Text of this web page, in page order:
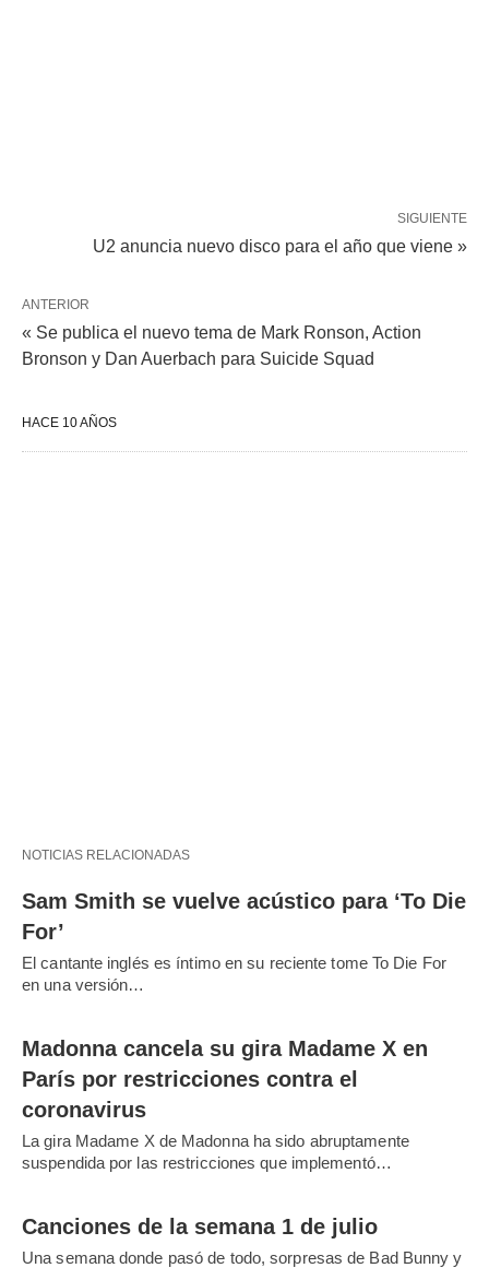
SIGUIENTE
U2 anuncia nuevo disco para el año que viene »
ANTERIOR
« Se publica el nuevo tema de Mark Ronson, Action
Bronson y Dan Auerbach para Suicide Squad
HACE 10 AÑOS
NOTICIAS RELACIONADAS
Sam Smith se vuelve acústico para ‘To Die
For’
El cantante inglés es íntimo en su reciente tome To Die For
en una versión…
Madonna cancela su gira Madame X en
París por restricciones contra el
coronavirus
La gira Madame X de Madonna ha sido abruptamente
suspendida por las restricciones que implementó…
Canciones de la semana 1 de julio
Una semana donde pasó de todo, sorpresas de Bad Bunny y